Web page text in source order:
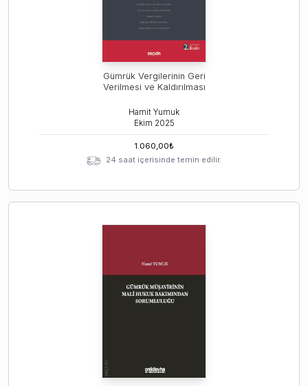
Gümrük Vergilerinin Geri
Verilmesi ve Kaldırılması
Hamit Yumuk
Ekim 2025
1.060,00₺
24 saat içerisinde temin edilir.